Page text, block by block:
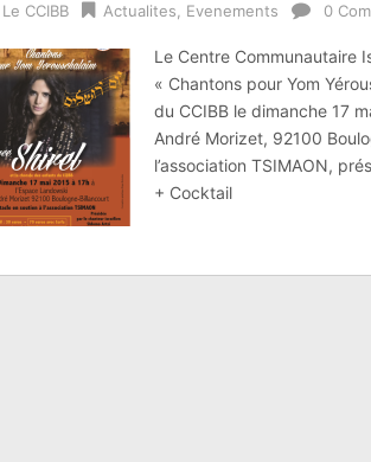
Le CCIBB Actualites Evenements 0
Le Centre Communautaire
« Chantons pour Yom
du CCIBB le dimanche 17
André Morizet, 92100
l’association TSIMAON,
+ Cocktail